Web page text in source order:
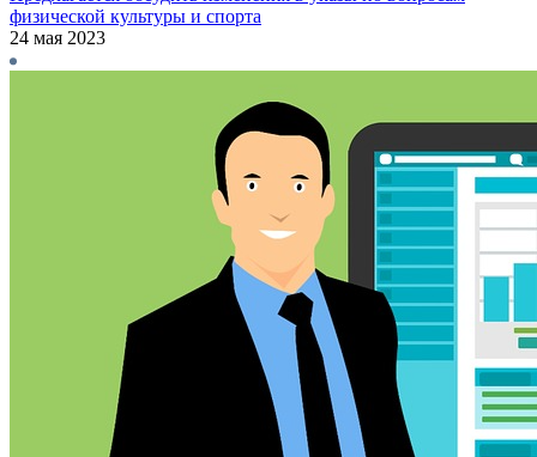
физической культуры и спорта
24 мая 2023